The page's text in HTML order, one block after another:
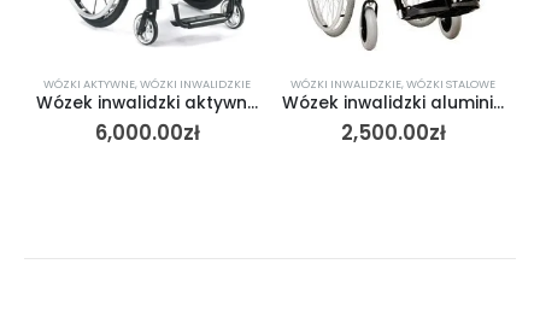
WÓZKI AKTYWNE,WÓZKI INWALIDZKIE
Wózek inwalidzki aktywny Offcarr Funky
6,000.00zł
WÓZKI INWALIDZKIE,WÓZKI STALOWE
Wózek inwalidzki aluminiowy Delfin
2,500.00zł